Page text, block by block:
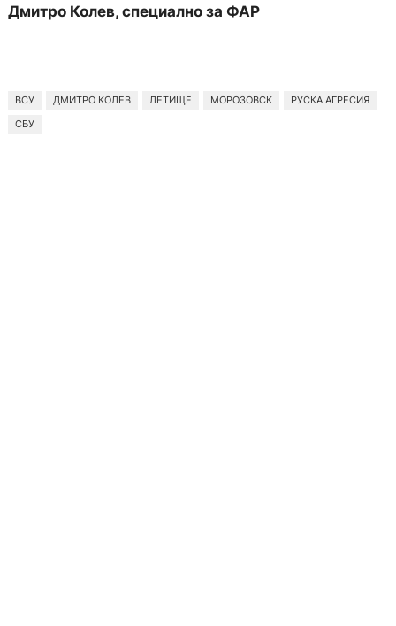
Дмитро Колев, специално за ФАР
ВСУ ДМИТРО КОЛЕВ ЛЕТИЩЕ МОРОЗОВСК
РУСКА АГРЕСИЯ
СБУ